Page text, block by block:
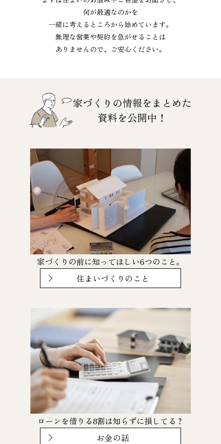
何が最適なのかを
一緒に考えるところから始めています。
無理な営業や契約を急がせることは
ありませんので、ご安心ください。
家づくりの情報をまとめた
資料を公開中！
家づくりの前に知ってほしい6つのこと。
住まいづくりのこと
ローンを借りる8割は知らずに損してる？
お金の話